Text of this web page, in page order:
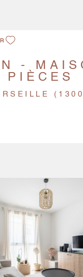
-
PIÈCES
VOIR LE BIEN